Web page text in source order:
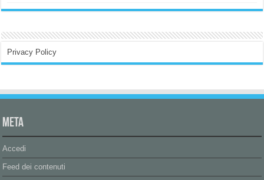
Privacy Policy
Meta
Accedi
Feed dei contenuti